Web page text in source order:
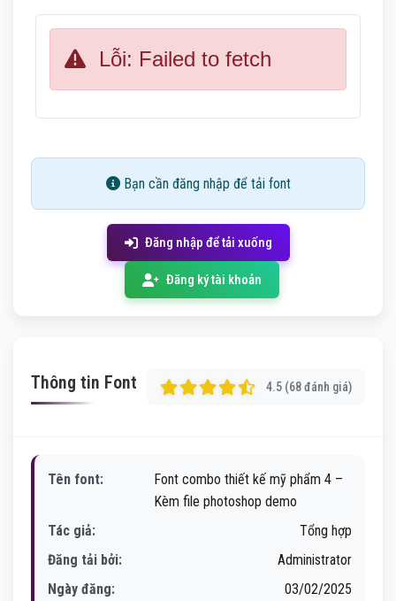
Lỗi: Failed to fetch
Bạn cần đăng nhập để tải font
Đăng nhập để tải xuống
Đăng ký tài khoản
Thông tin Font 4.5 (68 đánh giá)
Tên font:
Font combo thiết kế mỹ phẩm 4 –
Kèm file photoshop demo
Tác giả:
Tổng hợp
Đăng tải bởi:
Administrator
Ngày đăng:
03/02/2025